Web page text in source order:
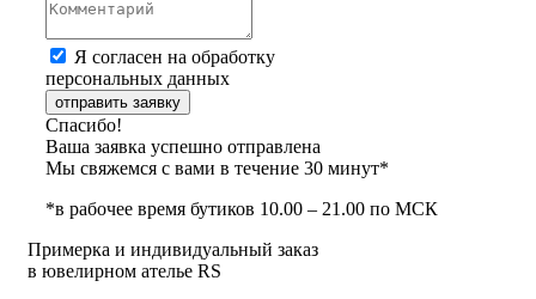
Я согласен на обработку
персональных данных
отправить заявку
Спасибо!
Ваша заявка успешно отправлена
Мы свяжемся с вами в течение 30 минут*
*в рабочее время бутиков 10.00 – 21.00 по МСК
Примерка и индивидуальный заказ
в ювелирном ателье RS